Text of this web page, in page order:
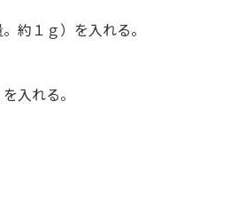
約１ｇ）を入れる。
入れる。